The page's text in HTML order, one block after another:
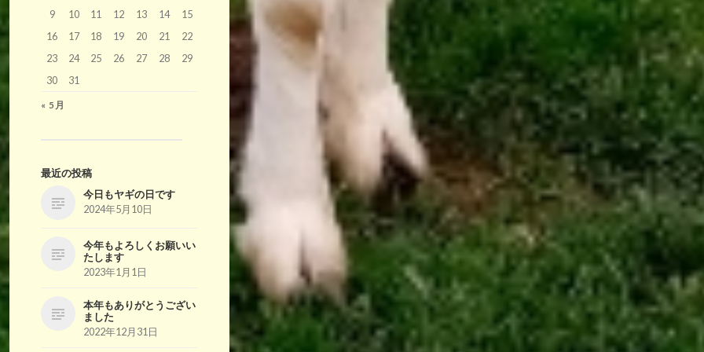
9 10 11 12 13 14
15
16
17 18 19 20 21
22
23
24 25 26 27 28
29
30
31
« 5月
最近の投稿
今日もヤギの日です
2024年5月10日
今年もよろしくお願いい
たします
2023年1月1日
本年もありがとうござい
ました
2022年12月31日